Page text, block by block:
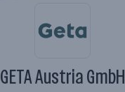
GETA Austria GmbH